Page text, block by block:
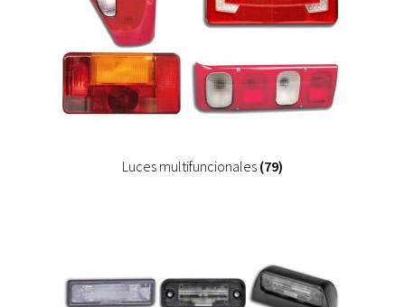
Luces multifuncionales (79)